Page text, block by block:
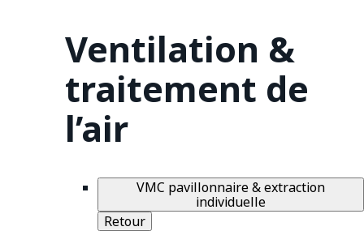
Ventilation &
traitement de
l’air
VMC pavillonnaire & extraction
individuelle
Retour